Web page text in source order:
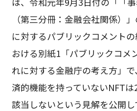
（第三分冊：金融会社関係）
に対するパブリックコメント
おける別紙1「パブリックコメ
れに対する金融庁の考え方」
済的機能を持っていないNFT
該当しないという見解を公開し